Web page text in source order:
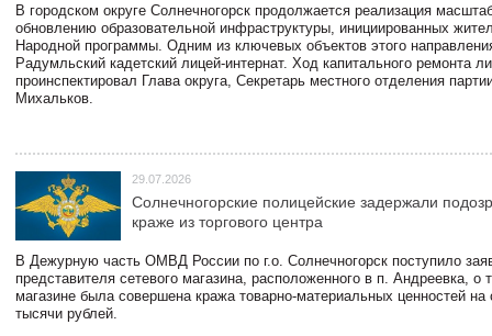
В городском округе Солнечногорск продолжается реализация
обновлению образовательной инфраструктуры, инициированных
Народной программы. Одним из ключевых объектов этого
Радумльский кадетский лицей-интернат. Ход капитального ремонта
проинспектировал Глава округа, Секретарь местного отделения
Михальков.
29.07.2026
Солнечногорские полицейские задержали
краже из торгового центра
В Дежурную часть ОМВД России по г.о. Солнечногорск поступило
представителя сетевого магазина, расположенного в п. Андреевка, о
магазине была совершена кража товарно-материальных ценностей
тысячи рублей.